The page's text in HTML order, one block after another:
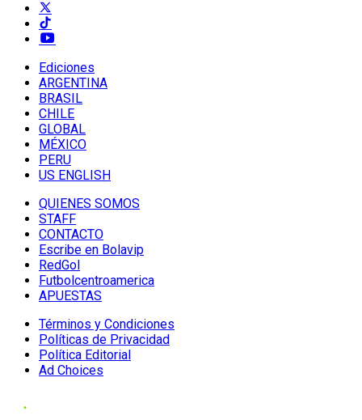
Ediciones
ARGENTINA
BRASIL
CHILE
GLOBAL
MÉXICO
PERU
US ENGLISH
QUIENES SOMOS
STAFF
CONTACTO
Escribe en Bolavip
RedGol
Futbolcentroamerica
APUESTAS
Términos y Condiciones
Políticas de Privacidad
Política Editorial
Ad Choices